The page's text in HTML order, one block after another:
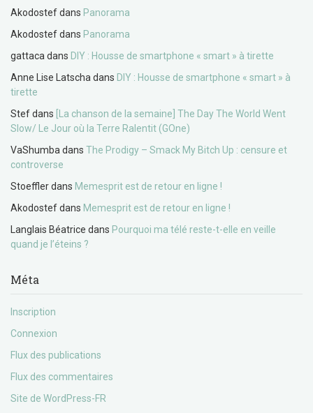
Akodostefdans Panorama
Akodostefdans Panorama
gattacadans DIY : Housse de smartphone « smart » à tirette
Anne Lise Latschadans DIY : Housse de smartphone « smart » à
tirette
Stefdans
[La chanson de la semaine] The Day The World Went
Slow/ Le Jour où la Terre Ralentit (GOne)
VaShumbadans The Prodigy – Smack My Bitch Up : censure et
controverse
Stoefflerdans Memesprit est de retour en ligne !
Akodostefdans Memesprit est de retour en ligne !
Langlais Béatrice dans Pourquoi ma télé reste-t-elle en veille
quand je l’éteins ?
Méta
Inscription
Connexion
Flux des publications
Flux des commentaires
Site de WordPress-FR